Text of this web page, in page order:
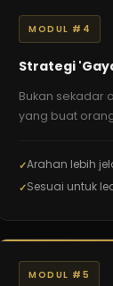
MODUL #4
Strategi
Bukan sekadar
yang buat
Arahan lebih
Sesuai untuk
MODUL #5